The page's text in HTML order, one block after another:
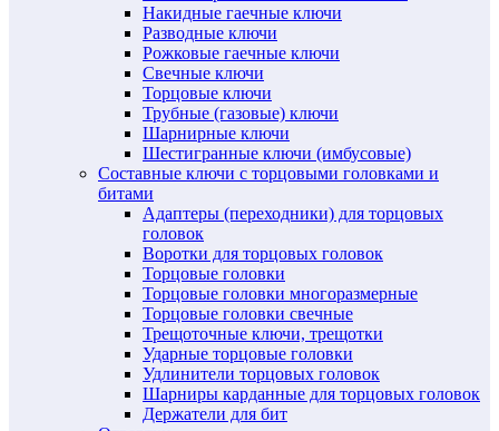
Накидные гаечные ключи
Разводные ключи
Рожковые гаечные ключи
Свечные ключи
Торцовые ключи
Трубные (газовые) ключи
Шарнирные ключи
Шестигранные ключи (имбусовые)
Составные ключи с торцовыми головками и
битами
Адаптеры (переходники) для торцовых
головок
Воротки для торцовых головок
Торцовые головки
Торцовые головки многоразмерные
Торцовые головки свечные
Трещоточные ключи, трещотки
Ударные торцовые головки
Удлинители торцовых головок
Шарниры карданные для торцовых головок
Держатели для бит